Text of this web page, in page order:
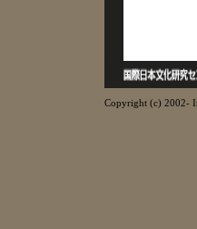
Copyright (c) 2002-